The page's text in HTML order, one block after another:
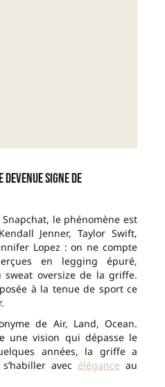
signe de
le phénomène est
Jenner, Taylor Swift,
Lopez : on ne compte
en legging épuré,
sweat oversize de la griffe.
à la tenue de sport ce
de Air, Land, Ocean.
une vision qui dépasse le
années, la griffe a
avec élégance au